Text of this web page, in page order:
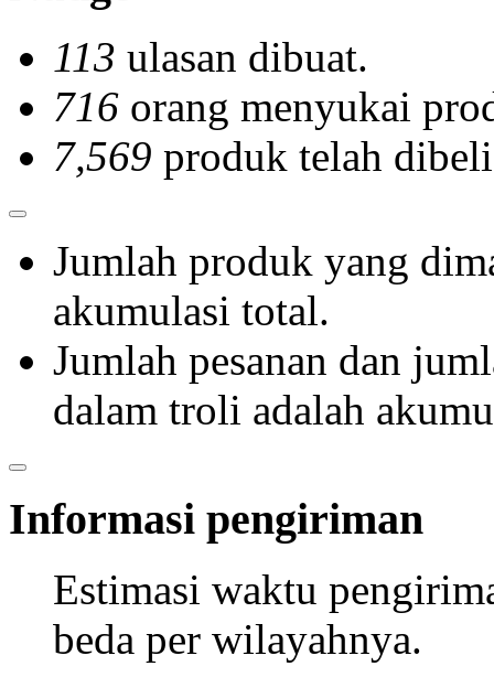
lahir dari komunitas
dan festival organizer. Kini,
semangat eksplorasi itu
dalam bentuk baru —
memandu kamu
game slot, permainan
petualangan, dan akses
ke dunia hiburan digital
bersama NX303.
Nudge
ulasan dibuat.
716orang menyukai
7,569produk telah